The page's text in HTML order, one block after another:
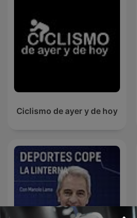
Ciclismo de ayer y de hoy